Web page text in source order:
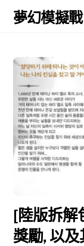
Skip
夢幻模擬戰
[陸版拆解
獎勵, 以